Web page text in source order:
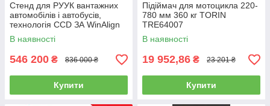
Стенд для РУУК вантажних
автомобілів і автобусів,
технологія CCD ЗА WinAlign
HUNTER WA510E-DSP740T
В наявності
546 200 ₴ 836 000 ₴
Купити
Підіймач для мотоцикла 220-
780 мм 360 кг TORIN
TRE64007
В наявності
19 952,86 ₴ 23 201 ₴
Купити